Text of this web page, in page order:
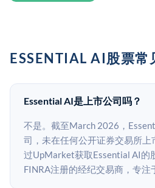
ESSENTIAL AI股票常
Essential AI是上市公司吗？
不是。截至March 2026，
司，未在任何公开证券交易所上
过UpMarket获取Essential AI的
FINRA注册的经纪交易商，专注